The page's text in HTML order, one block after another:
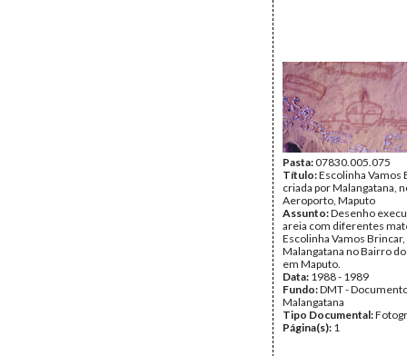
Pasta:07830.005.075
Título:Escolinha Vamos
criada por Malangatana,
Aeroporto, Maputo
Assunto:Desenho
areia com diferentes
Escolinha Vamos
Malangatana no Bairro
em Maputo.
Data: 1988 - 1989
Fundo:DMT -
Malangatana
Tipo Documental:
Página(s): 1